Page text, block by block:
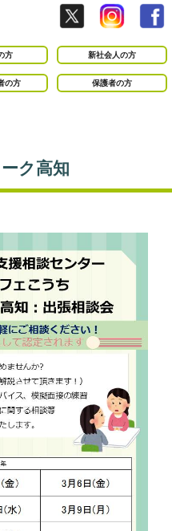
方 新社会人の方
の方 保護者の方
ク高知